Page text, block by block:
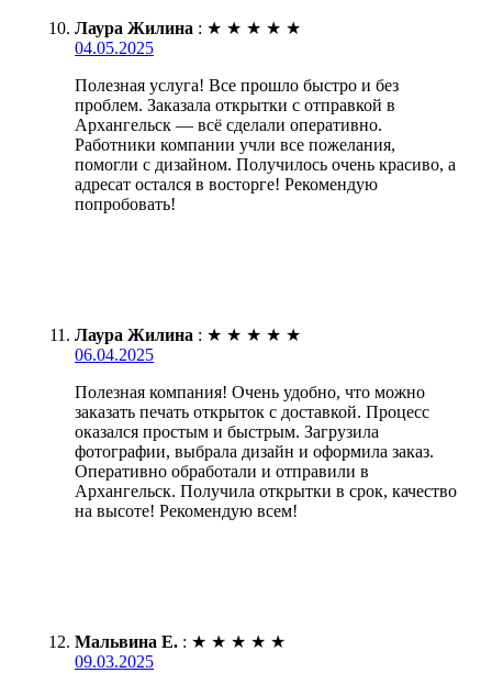
Лаура Жилина : ★ ★ ★ ★ ★
04.05.2025
Полезная услуга! Все прошло быстро и без
проблем. Заказала открытки с отправкой в
Архангельск — всё сделали оперативно.
Работники компании учли все пожелания,
помогли с дизайном. Получилось очень красиво, а
адресат остался в восторге! Рекомендую
попробовать!
Лаура Жилина : ★ ★ ★ ★ ★
06.04.2025
Полезная компания! Очень удобно, что можно
заказать печать открыток с доставкой. Процесс
оказался простым и быстрым. Загрузила
фотографии, выбрала дизайн и оформила заказ.
Оперативно обработали и отправили в
Архангельск. Получила открытки в срок, качество
на высоте! Рекомендую всем!
Мальвина Е. : ★ ★ ★ ★ ★
09.03.2025